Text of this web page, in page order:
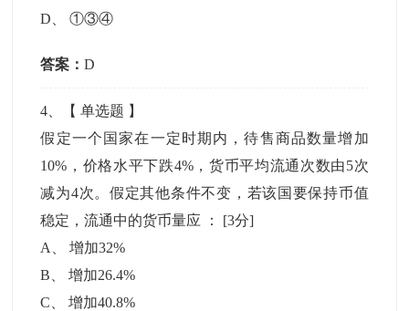
D 、①③④
答案：D
4 、【单选题 】
假定一个国家在一定时期内，待售商品数量增加
10%，价格水平下跌4%，货币平均流通次数由5次
减为4次。假定其他条件不变，若该国要保持币值
稳定，流通中的货币量应 ： [3分]
A
、增加32%
B 、增加26.4%
C 、增加40.8%